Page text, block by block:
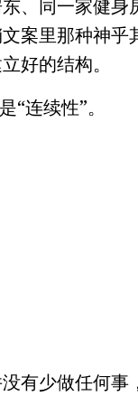
、同一家健身
案里那种神乎
好的结构。
“连续性”。
有少做任何事